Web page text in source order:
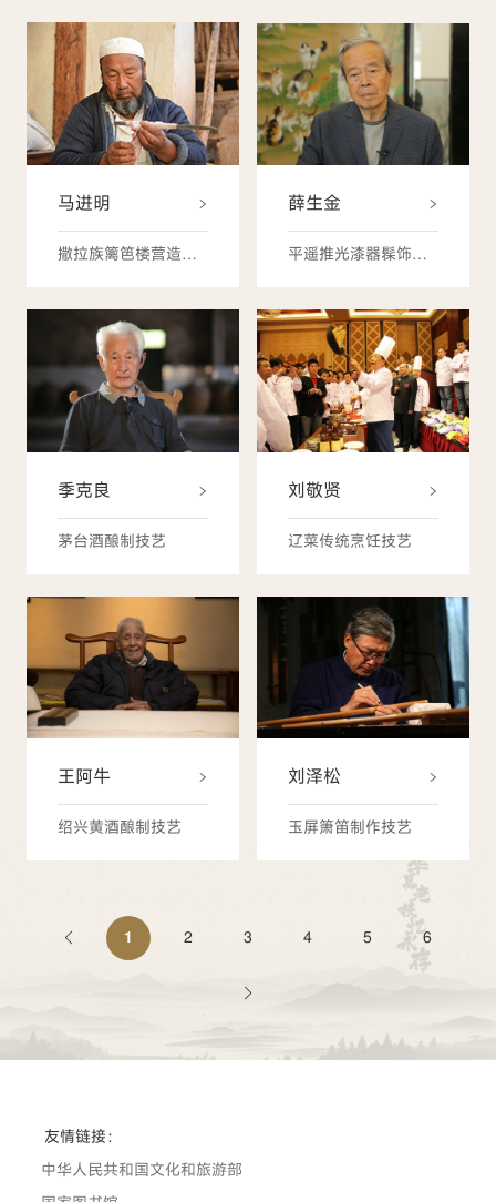
马进明
撒拉族篱笆楼营造技艺
薛生金
平遥推光漆器髹饰技艺
季克良
茅台酒酿制技艺
刘敬贤
辽菜传统烹饪技艺
王阿牛
绍兴黄酒酿制技艺
刘泽松
玉屏箫笛制作技艺
1 2 3 4 5 6
友情链接：
中华人民共和国文化和旅游部